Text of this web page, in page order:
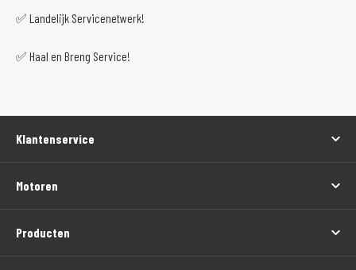
✅ Landelijk Servicenetwerk!
✅ Haal en Breng Service!
Klantenservice
Motoren
Producten